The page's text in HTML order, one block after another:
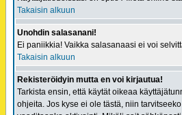
Takaisin alkuun
Unohdin salasanani!
Ei paniikkia! Vaikka salasanaasi ei voi
Takaisin alkuun
Rekisteröidyin mutta en voi kirjautua!
Tarkista ensin, että käytät oikeaa
ohjeita. Jos kyse ei ole tästä, niin